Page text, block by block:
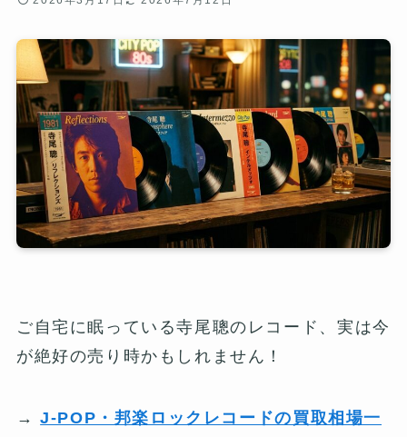
ご自宅に眠っている寺尾聰のレコード、実は今
が絶好の売り時かもしれません！
→J-POP・邦楽ロックレコードの買取相場一